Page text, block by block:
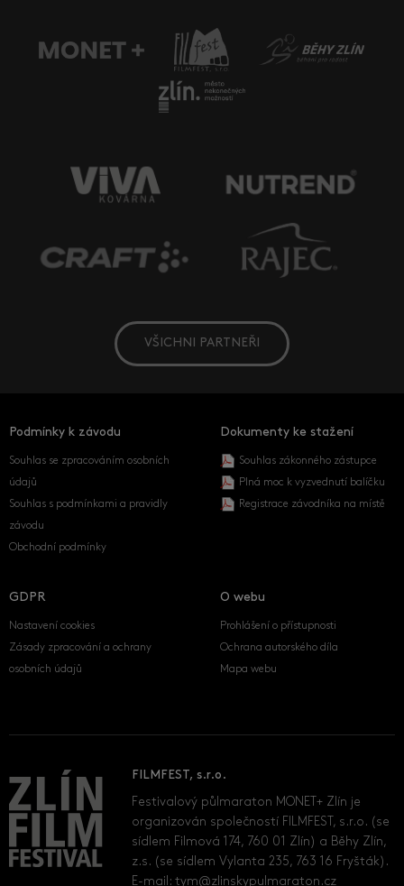
VŠICHNI PARTNEŘI
Podmínky k závodu
Souhlas se zpracováním osobních
údajů
Souhlas s podmínkami a pravidly
závodu
Obchodní podmínky
Dokumenty ke stažení
Souhlas zákonného zástupce
Plná moc k vyzvednutí balíčku
Registrace závodníka na místě
GDPR
Nastavení cookies
Zásady zpracování a ochrany
osobních údajů
O webu
Prohlášení o přístupnosti
Ochrana autorského díla
Mapa webu
FILMFEST, s.r.o.
Festivalový půlmaraton MONET+ Zlín je
organizován společností FILMFEST, s.r.o. (se
sídlem Filmová 174, 760 01 Zlín) a Běhy Zlín,
z.s. (se sídlem Vylanta 235, 763 16 Fryšták).
E-mail:tym@zlinskypulmaraton.cz